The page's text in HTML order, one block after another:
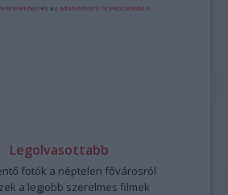
és azadatvédelmi tájékoztatóban
Legolvasottabb
fotók a néptelen fővárosról
a legjobb szerelmes filmek